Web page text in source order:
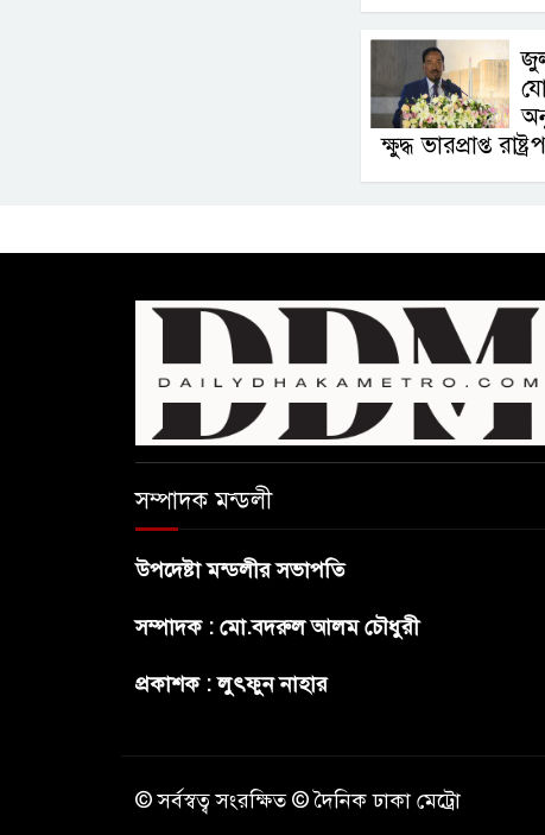
ক্ষুদ্ধ ভারপ্রাপ্ত
সম্পাদক মন্ডলী
উপদেষ্টা মন্ডলীর সভাপতি
সম্পাদক : মো.বদরুল আলম চৌধুরী
প্রকাশক : লুৎফুন নাহার
© সর্বস্বত্ব সংরক্ষিত © দৈনিক ঢাকা মেট্রো